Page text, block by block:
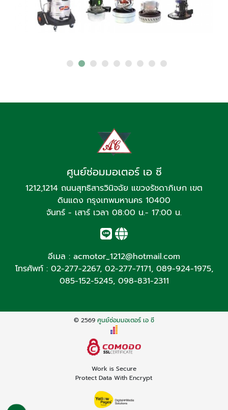
ศูนย์ซ่อมมอเตอร์ เอ ซี
1212,1214 ถนนสุทธิสารวินิจฉัย แขวงรัชดาภิเษก เขต
ดินแดง กรุงเทพมหานคร 10400
จันทร์ - เสาร์ เวลา 08:00 น.- 17:00 น.
อีเมล : acmotor_1212@hotmail.com
โทรศัพท์ : 02-277-2267, 02-277-7171, 089-924-1975,
085-152-5245, 098-831-2311
© 2569 ศูนย์ซ่อมมอเตอร์ เอ ซี
Work is Secure
Protect Data With Encrypt